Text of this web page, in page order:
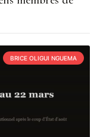
BRICE OLIGUI NGUEMA